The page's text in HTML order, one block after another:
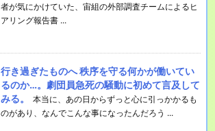
者が気にかけていた、宙組の外部調査チームによるヒ
アリング報告書 ...
行き過ぎたものへ 秩序を守る何かが働いてい
るのか…。劇団員急死の騒動に初めて言及して
みる。
本当に、あの日からずっと心に引っかかるも
のがあり、なんでこんな事になったんだろう ...